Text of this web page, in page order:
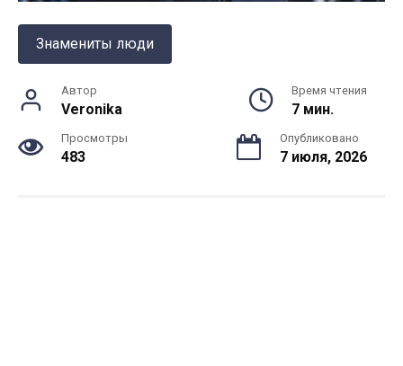
Знамениты люди
Автор
Veronika
Время чтения
7 мин.
Просмотры
483
Опубликовано
7 июля, 2026